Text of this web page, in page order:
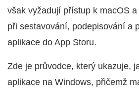
však vyžadují přístup k macOS
při sestavování, podepisování a
aplikace do App Storu.
Zde je průvodce, který ukazuje,
aplikace na Windows, přičemž